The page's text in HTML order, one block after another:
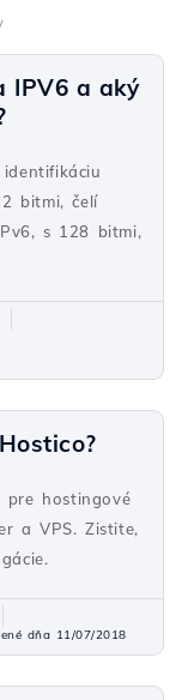
IPV6 a aký
bitmi, čelí
s 128 bitmi,
pre hostingové
a VPS. Zistite,
dňa 11/07/2018